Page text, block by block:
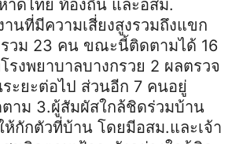
ดไทย ท้องถิ่น และอสม.
นที่มีความเสี่ยงสูงรวมถึงแขก
วม 23 คน ขณะนี้ติดตามได้ 16
งพยาบาลบางกรวย 2 ผลตรวจ
ะยะต่อไป ส่วนอีก 7 คนอยู่
ตาม 3.ผู้สัมผัสใกล้ชิดร่วมบ้าน
กักตัวที่บ้าน โดยมีอสม.และเจ้า